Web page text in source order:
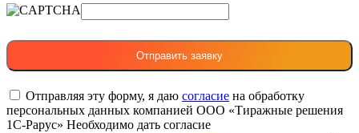
Отправляя эту форму, я даю согласие на обработку
персональных данных компанией ООО «Тиражные решения
1С-Рарус» Необходимо дать согласие